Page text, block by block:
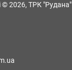
© 2026, ТРК "Рудана"